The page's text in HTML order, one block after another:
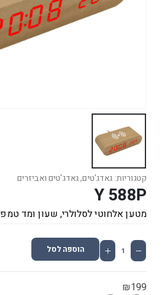
קטגוריות: גאדג'טים,גאדג'טים ואביזרים
Y 588P
מטען אלחוטי לסלולרי, שעון ומד
₪199
הוספה לסל